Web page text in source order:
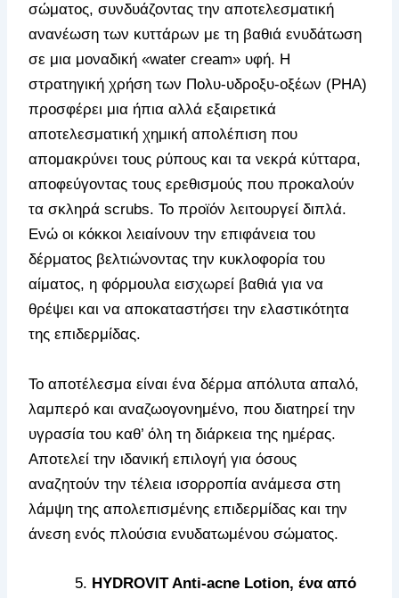
σώματος, συνδυάζοντας την αποτελεσματική
ανανέωση των κυττάρων με τη βαθιά ενυδάτωση
σε μια μοναδική «water cream» υφή. Η
στρατηγική χρήση των Πολυ-υδροξυ-οξέων (PHA)
προσφέρει μια ήπια αλλά εξαιρετικά
αποτελεσματική χημική απολέπιση που
απομακρύνει τους ρύπους και τα νεκρά κύτταρα,
αποφεύγοντας τους ερεθισμούς που προκαλούν
τα σκληρά scrubs. Το προϊόν λειτουργεί διπλά.
Ενώ οι κόκκοι λειαίνουν την επιφάνεια του
δέρματος βελτιώνοντας την κυκλοφορία του
αίματος, η φόρμουλα εισχωρεί βαθιά για να
θρέψει και να αποκαταστήσει την ελαστικότητα
της επιδερμίδας.
Το αποτέλεσμα είναι ένα δέρμα απόλυτα απαλό,
λαμπερό και αναζωογονημένο, που διατηρεί την
υγρασία του καθ’ όλη τη διάρκεια της ημέρας.
Αποτελεί την ιδανική επιλογή για όσους
αναζητούν την τέλεια ισορροπία ανάμεσα στη
λάμψη της απολεπισμένης επιδερμίδας και την
άνεση ενός πλούσια ενυδατωμένου σώματος.
HYDROVIT Anti-acne Lotion, ένα από